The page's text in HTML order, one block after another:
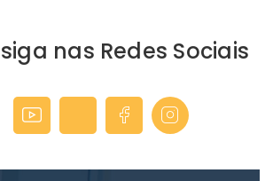
nas Redes Sociais